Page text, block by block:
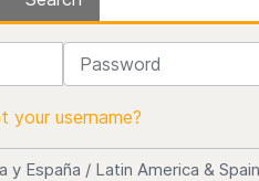
Password
your username?
y España / Latin America & Spain